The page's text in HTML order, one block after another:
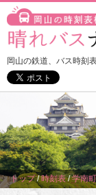
岡山の鉄道、バス時刻
トップ/時刻表/学南町